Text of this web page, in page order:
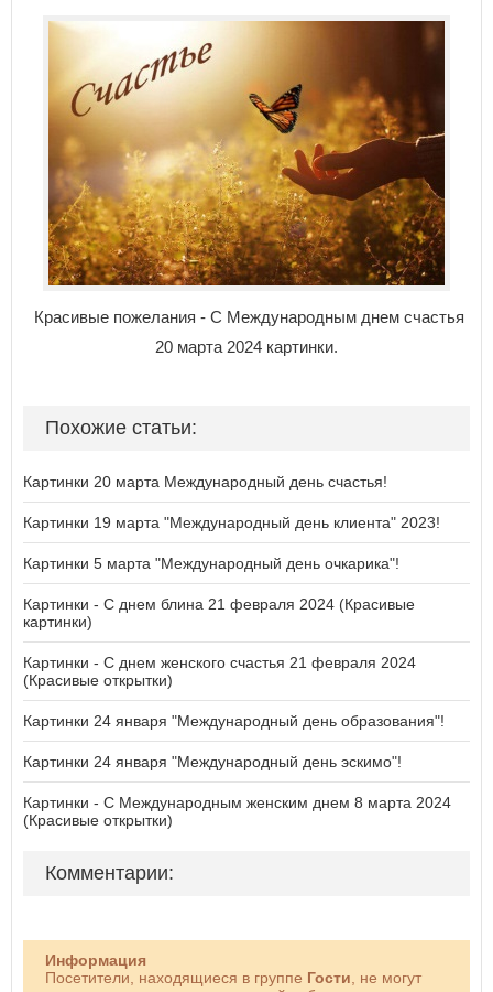
Красивые пожелания - С Международным днем счастья
20 марта 2024 картинки.
Похожие статьи:
Картинки 20 марта Международный день счастья!
Картинки 19 марта "Международный день клиента" 2023!
Картинки 5 марта "Международный день очкарика"!
Картинки - С днем блина 21 февраля 2024 (Красивые
картинки)
Картинки - С днем женского счастья 21 февраля 2024
(Красивые открытки)
Картинки 24 января "Международный день образования"!
Картинки 24 января "Международный день эскимо"!
Картинки - С Международным женским днем 8 марта 2024
(Красивые открытки)
Комментарии:
Информация
Посетители, находящиеся в группе Гости , не могут